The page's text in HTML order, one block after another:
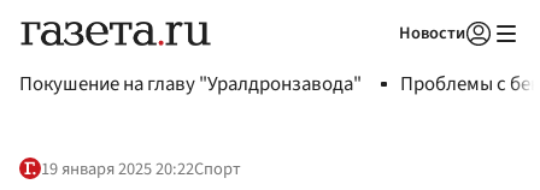
Новости
Покушение на главу "Уралдронзавода" Проблемы с
19 января 2025 20:22Спорт